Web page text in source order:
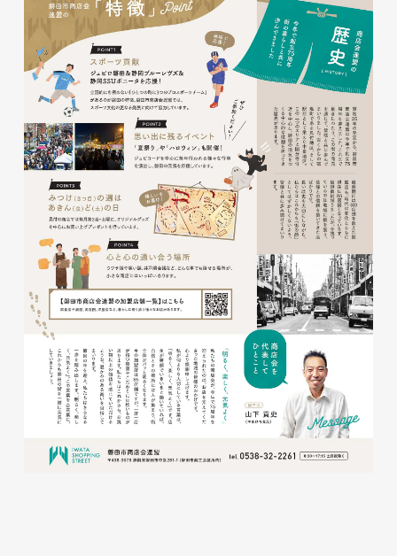
株式会社ベストブラス様 EC
サイト制作
ECサイト
#HTML/CSSコーディング
#レスポンシブWebデザイン
#Shopify